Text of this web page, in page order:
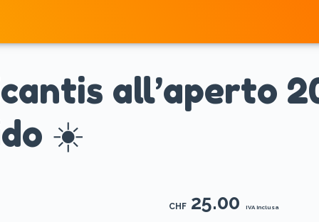
all’aperto
☀️
CHF 25.00 IVA inclusa